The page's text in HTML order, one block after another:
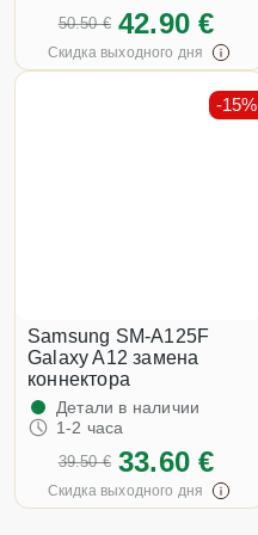
50.50 € 42.90 €
Скидка выходного дня
Samsung SM-A125F
Galaxy A12 замена
коннектора
Детали в наличии
1-2 часа
39.50 € 33.60 €
-15%
Скидка выходного дня